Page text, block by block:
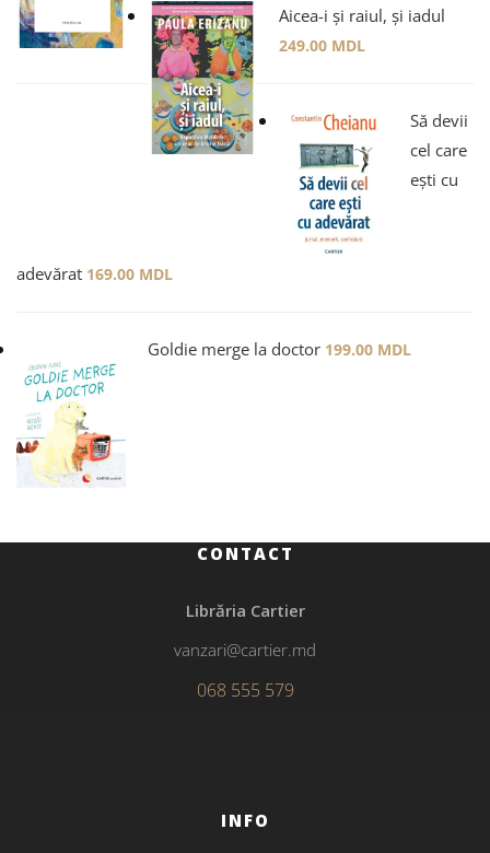
Aicea-i și raiul, și iadul
249.00 MDL
Să devii
cel care
ești cu
adevărat 169.00 MDL
Goldie merge la doctor 199.00 MDL
CONTACT
Librăria Cartier
vanzari@cartier.md
068 555 579
INFO